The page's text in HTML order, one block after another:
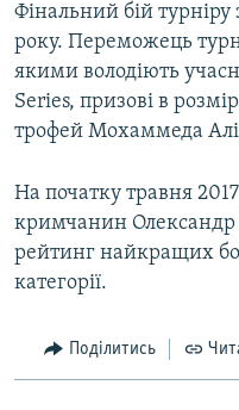
Фінальний бій
року. Переможець
якими володіють
Series, призові в
трофей Мохаммеда
На початку травня
кримчанин Олександр
рейтинг найкращих
категорії.
Поділитись